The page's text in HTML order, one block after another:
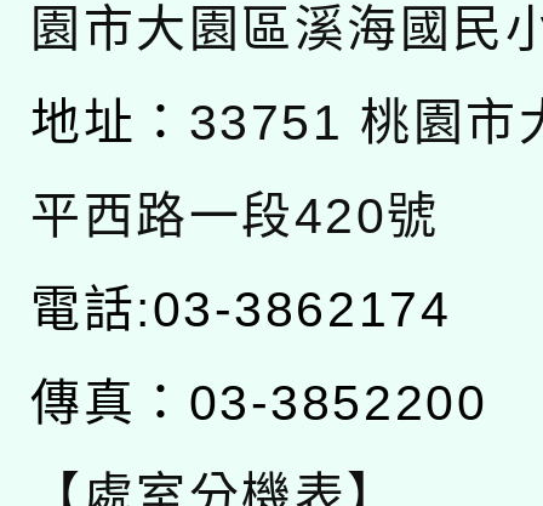
園市大園區溪海國民
地址： 33751 桃園市
平西路一段420號
電話:03-3862174
傳真：03-3852200